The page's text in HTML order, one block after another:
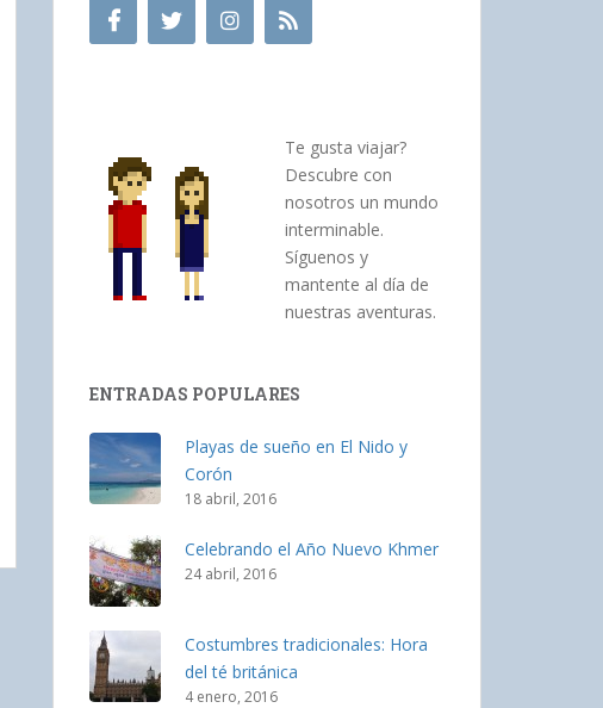
Te gusta viajar?
Descubre con
nosotros un mundo
interminable.
Síguenos y
mantente al día de
nuestras aventuras.
ENTRADAS POPULARES
Playas de sueño en El Nido y
Corón
18 abril, 2016
Celebrando el Año Nuevo Khmer
24 abril, 2016
Costumbres tradicionales: Hora
del té británica
4 enero, 2016